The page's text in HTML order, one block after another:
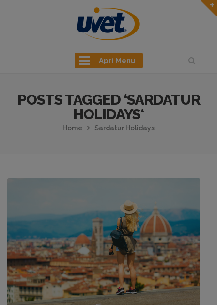
Apri Menu
POSTS TAGGED ‘SARDATUR
HOLIDAYS‘
Home Sardatur Holidays